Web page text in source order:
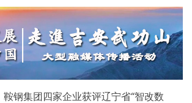
6月18日，《经济参考报》一篇调查报道犹如深
水炸弹，将"好奇""碧芭宝贝""Babycare"三大
纸尿裤巨头推上风口浪尖——多款主流婴幼儿
纸尿裤被检出甲酰胺，一种被欧盟列为1B类生
殖毒性的有害物质。更令家长心惊的是记者的
鞍钢集团四家企业获评辽宁省“智改数